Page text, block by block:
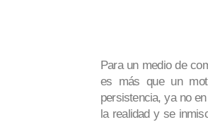
Para un medio de
es más que un
persistencia, ya no
la realidad y se